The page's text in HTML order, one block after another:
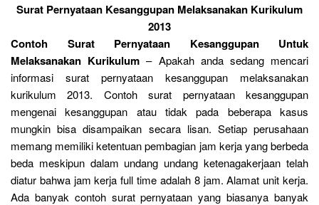
Surat Pernyataan Kesanggupan Melaksanakan Kurikulum
2013
Contoh Surat Pernyataan Kesanggupan Untuk
Melaksanakan Kurikulum – Apakah anda sedang mencari
informasi surat pernyataan kesanggupan melaksanakan
kurikulum 2013. Contoh surat pernyataan kesanggupan
mengenai kesanggupan atau tidak pada beberapa kasus
mungkin bisa disampaikan secara lisan. Setiap perusahaan
memang memiliki ketentuan pembagian jam kerja yang berbeda
beda meskipun dalam undang undang ketenagakerjaan telah
diatur bahwa jam kerja full time adalah 8 jam. Alamat unit kerja.
Ada banyak contoh surat pernyataan yang biasanya banyak